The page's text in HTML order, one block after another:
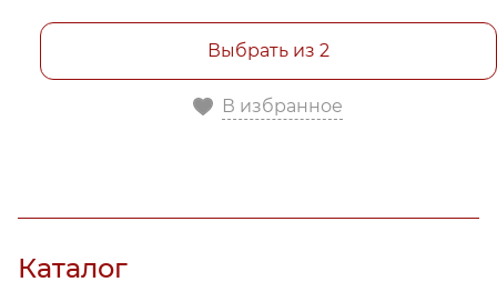
Выбрать из 2
В избранное
Каталог